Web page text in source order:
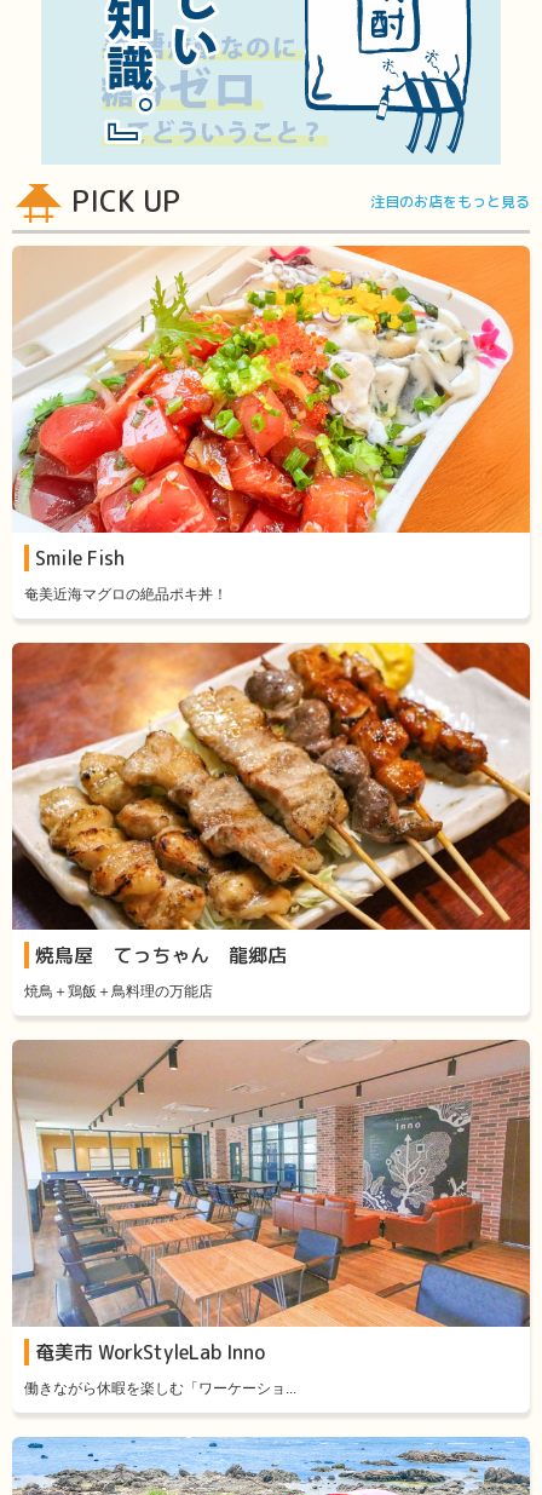
PICK UP 注目のお店をもっと見る
Smile Fish
奄美近海マグロの絶品ポキ丼！
焼鳥屋 てっちゃん 龍郷店
焼鳥＋鶏飯＋鳥料理の万能店
奄美市 WorkStyleLab Inno
働きながら休暇を楽しむ「ワーケーショ...